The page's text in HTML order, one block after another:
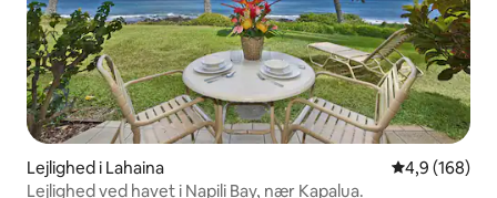
Lejlighed i Lahaina 4,9 ud af 5 i
4,9 (168)
Lejlighed ved havet i Napili Bay, nær Kapalua.